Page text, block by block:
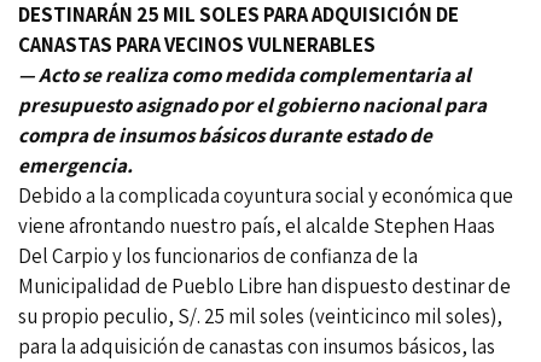
DESTINARÁN 25 MIL SOLES PARA ADQUISICIÓN DE
CANASTAS PARA VECINOS VULNERABLES
— Acto se realiza como medida complementaria al
presupuesto asignado por el gobierno nacional para
compra de insumos básicos durante estado de
emergencia.
Debido a la complicada coyuntura social y económica que
viene afrontando nuestro país, el alcalde Stephen Haas
Del Carpio y los funcionarios de confianza de la
Municipalidad de Pueblo Libre han dispuesto destinar de
su propio peculio, S/. 25 mil soles (veinticinco mil soles),
para la adquisición de canastas con insumos básicos, las